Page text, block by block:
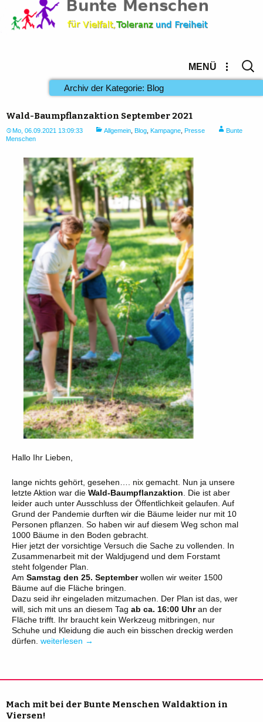
nach:
MENÜ
Archiv der Kategorie: Blog
Wald-Baumpflanzaktion September 2021
Mo, 06.09.2021 13:09:33 Allgemein Blog Kampagne Presse
Bunte
Menschen
Hallo Ihr Lieben,
lange nichts gehört, gesehen…. nix gemacht. Nun ja unsere
letzte Aktion war die Wald-Baumpflanzaktion. Die ist aber
leider auch unter Ausschluss der Öffentlichkeit gelaufen. Auf
Grund der Pandemie durften wir die Bäume leider nur mit 10
Personen pflanzen. So haben wir auf diesem Weg schon mal
1000 Bäume in den Boden gebracht.
Hier jetzt der vorsichtige Versuch die Sache zu vollenden. In
Zusammenarbeit mit der Waldjugend und dem Forstamt
steht folgender Plan.
Am Samstag den 25. Septemberwollen wir weiter 1500
Bäume auf die Fläche bringen.
Dazu seid ihr eingeladen mitzumachen. Der Plan ist das, wer
will, sich mit uns an diesem Tag ab ca. 16:00 Uhran der
Fläche trifft. Ihr braucht kein Werkzeug mitbringen, nur
Schuhe und Kleidung die auch ein bisschen dreckig werden
dürfen. Wald-
weiterlesen →
Mach mit bei der Bunte Menschen Waldaktion in
Viersen!